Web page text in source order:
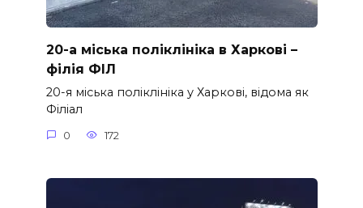
20-а міська поліклініка в Харкові –
філія ФІЛ
20-я міська поліклініка у Харкові, відома як
Філіал
0 172